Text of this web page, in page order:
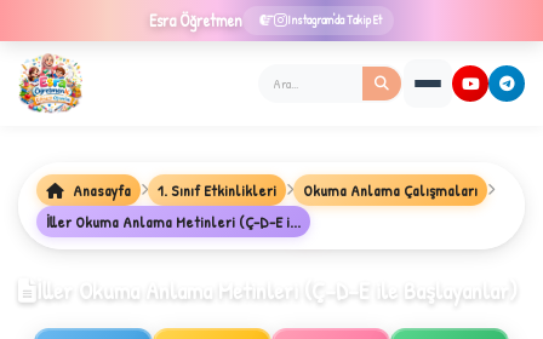
Esra Öğretmen Instagram'da Takip Et
★
Anasayfa 1. Sınıf Etkinlikleri
Okuma Anlama Çalışmaları
İller Okuma Anlama Metinleri (Ç-D-E i...
İller Okuma Anlama Metinleri (Ç-D-E ile Başlayanlar)